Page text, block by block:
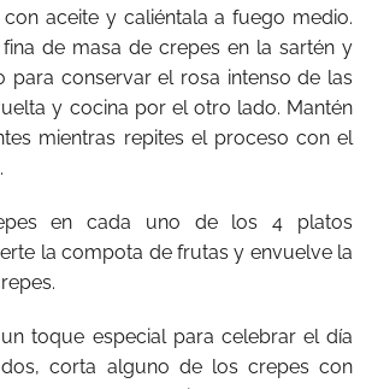
aceite y caliéntala a fuego medio.
de masa de crepes en la sartén y
para conservar el rosa intenso de las
y cocina por el otro lado. Mantén
mientras repites el proceso con el
en cada uno de los 4 platos
la compota de frutas y envuelve la
toque especial para celebrar el día
corta alguno de los crepes con